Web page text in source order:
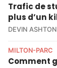
Trafic de
plus d’un
DEVIN
MILTON-PARC
Comment